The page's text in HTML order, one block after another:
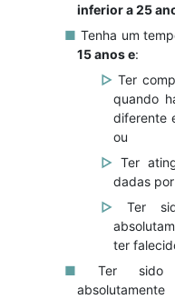
inferior a 25
Tenha um
15 anos e:
Ter
quando
diferente
ou
Ter
dadas
Ter
ter
Ter sido